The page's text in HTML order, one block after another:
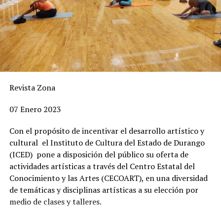
Revista Zona
07 Enero 2023
Con el propósito de incentivar el desarrollo artístico y
cultural el Instituto de Cultura del Estado de Durango
(ICED) pone a disposición del público su oferta de
actividades artísticas a través del Centro Estatal del
Conocimiento y las Artes (CECOART), en una diversidad
de temáticas y disciplinas artísticas a su elección por
medio de clases y talleres.